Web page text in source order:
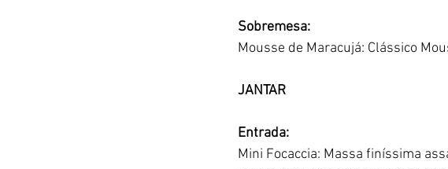
Sobremesa:
Mousse de Maracujá: Clássico
JANTAR
Entrada:
Mini Focaccia: Massa finíssima